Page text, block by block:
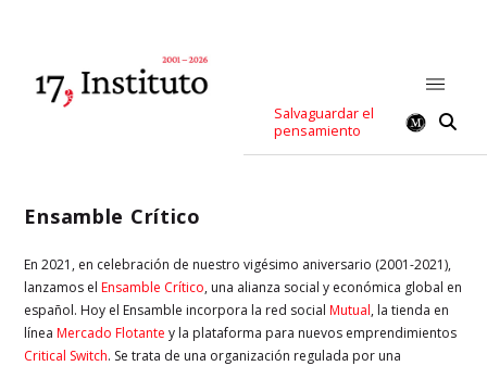
Salvaguardar el
pensamiento
Ensamble Crítico
En 2021, en celebración de nuestro vigésimo aniversario (2001-2021),
lanzamos elEnsamble Crítico, una alianza social y económica global en
español. Hoy el Ensamble incorpora la red social Mutual, la tienda en
línea Mercado Flotante y la plataforma para nuevos emprendimientos
Critical Switch. Se trata de una organización regulada por una